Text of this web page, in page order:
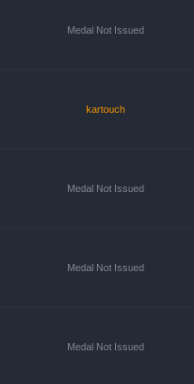
Medal Not Issued
kartouch
Medal Not Issued
Medal Not Issued
Medal Not Issued